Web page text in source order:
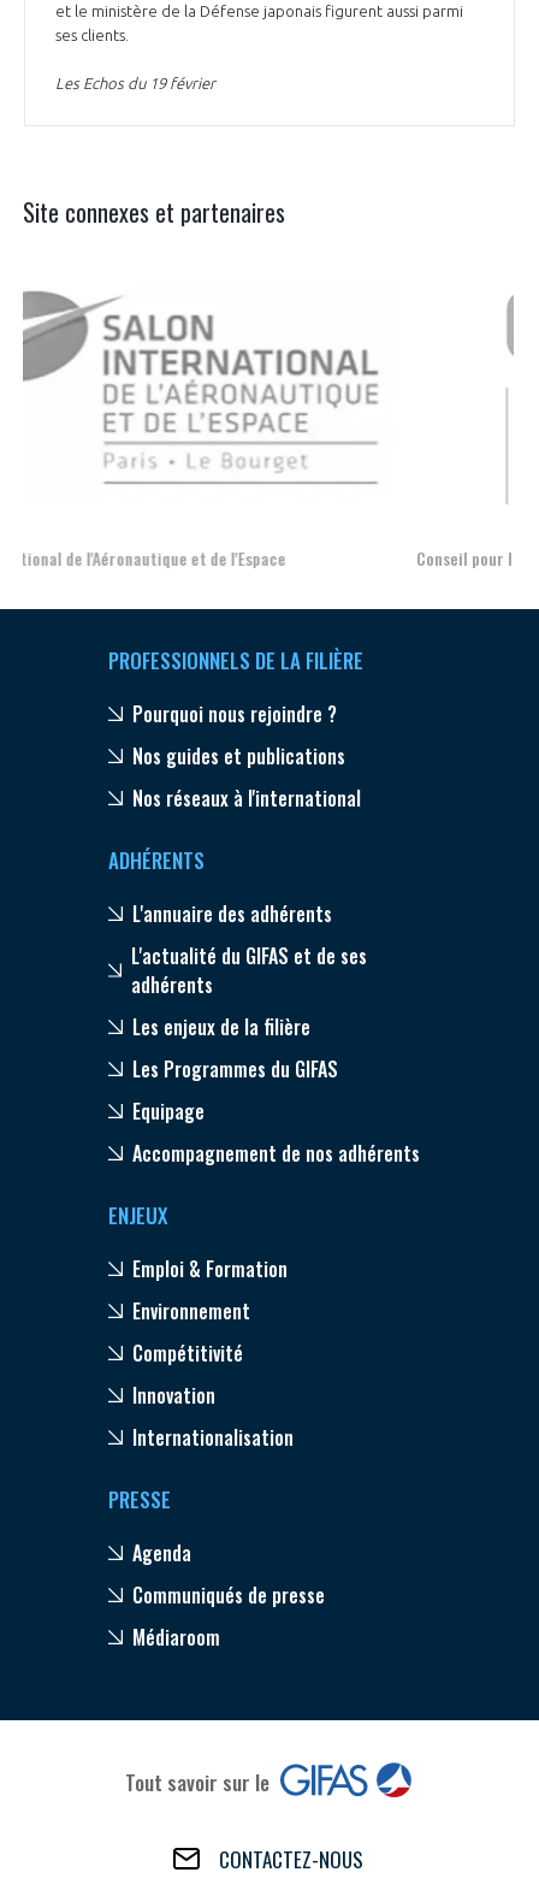
et le ministère de la Défense japonais figurent aussi parmi
ses clients.
Les Echos du 19 février
Site connexes et partenaires
Salon International de l'Aéronautique et de l'Espace
PROFESSIONNELS DE LA FILIÈRE
Pourquoi nous rejoindre ?
Nos guides et publications
Nos réseaux à l'international
ADHÉRENTS
L'annuaire des adhérents
L'actualité du GIFAS et de ses
adhérents
Les enjeux de la filière
Les Programmes du GIFAS
Equipage
Accompagnement de nos adhérents
ENJEUX
Emploi & Formation
Environnement
Compétitivité
Innovation
Internationalisation
PRESSE
Agenda
Communiqués de presse
Médiaroom
Tout savoir sur le
CONTACTEZ-NOUS